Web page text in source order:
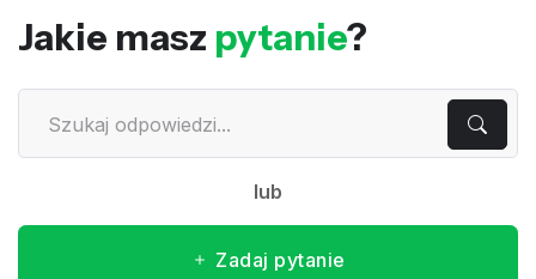
Jakie masz pytanie?
lub
Zadaj pytanie